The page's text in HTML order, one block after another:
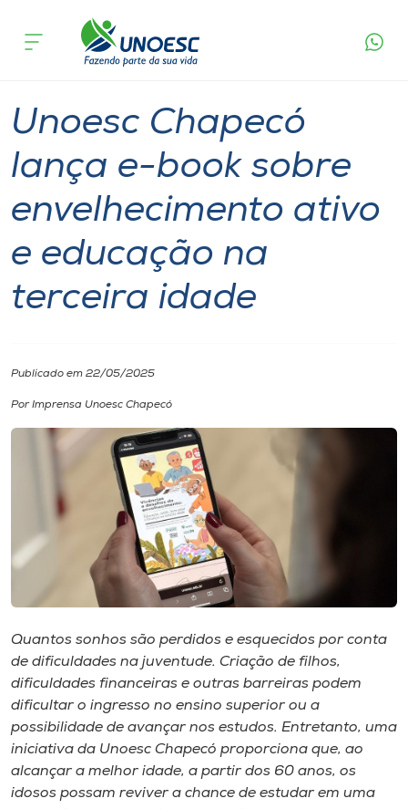
Cursos
Pesquisa
Atendimento ao Estudante
Portal de Ensino
Internacionalização
I.nova
Diplomados
Cultura
CPA
Biblioteca
Editora
Rádio
acontece
idade
Inovação
Unoesc Chapecó
lança e-book sobre
envelhecimento ativo
e educação na
terceira idade
Publicado em 22/05/2025
Por Imprensa Unoesc Chapecó
Quantos sonhos são perdidos e esquecidos por conta
de dificuldades na juventude. Criação de filhos,
dificuldades financeiras e outras barreiras podem
dificultar o ingresso no ensino superior ou a
possibilidade de avançar nos estudos. Entretanto, uma
iniciativa da Unoesc Chapecó proporciona que, ao
alcançar a melhor idade, a partir dos 60 anos, os
idosos possam reviver a chance de estudar em uma